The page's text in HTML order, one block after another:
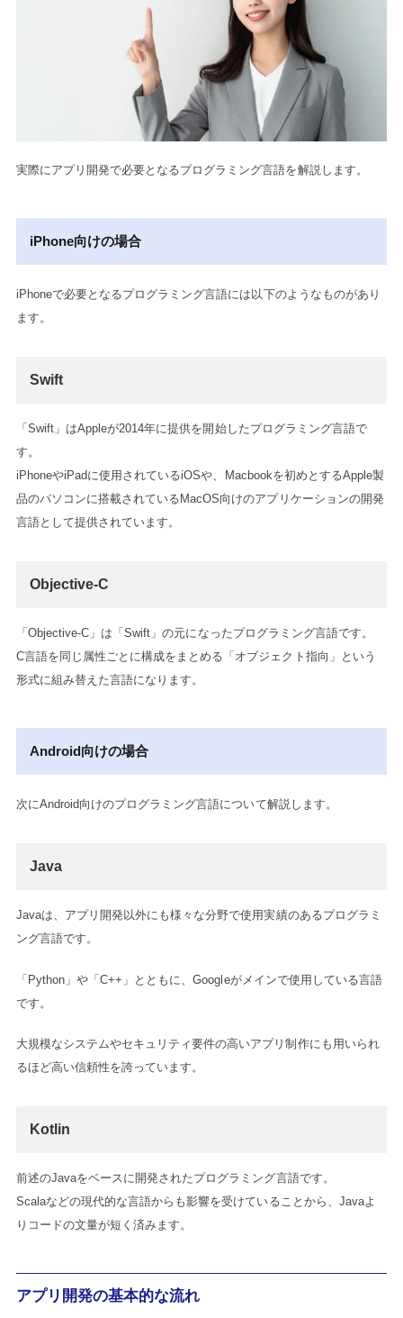
実際にアプリ開発で必要となるプログラミング言語を解説します。
iPhone向けの場合
iPhoneで必要となるプログラミング言語には以下のようなものがあり
ます。
Swift
「Swift」はAppleが2014年に提供を開始したプログラミング言語で
す。
iPhoneやiPadに使用されているiOSや、Macbookを初めとするApple製
品のパソコンに搭載されているMacOS向けのアプリケーションの開発
言語として提供されています。
Objective-C
「Objective-C」は「Swift」の元になったプログラミング言語です。
C言語を同じ属性ごとに構成をまとめる「オブジェクト指向」という
形式に組み替えた言語になります。
Android向けの場合
次にAndroid向けのプログラミング言語について解説します。
Java
Javaは、アプリ開発以外にも様々な分野で使用実績のあるプログラミ
ング言語です。
「Python」や「C++」とともに、Googleがメインで使用している言語
です。
大規模なシステムやセキュリティ要件の高いアプリ制作にも用いられ
るほど高い信頼性を誇っています。
Kotlin
前述のJavaをベースに開発されたプログラミング言語です。
Scalaなどの現代的な言語からも影響を受けていることから、Javaよ
りコードの文量が短く済みます。
アプリ開発の基本的な流れ